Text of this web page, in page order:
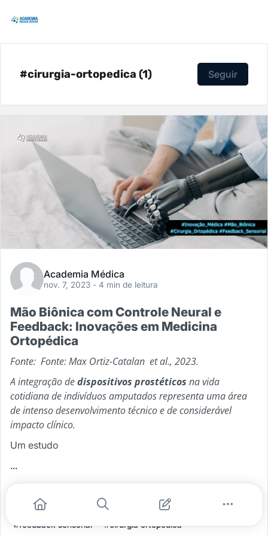
#cirurgia-ortopedica (1) Seguir
Academia Médica
nov. 7, 2023 - 4 min de leitura
Mão Biônica com Controle Neural e
Feedback: Inovações em Medicina
Ortopédica
Fonte: Fonte: Max Ortiz-Catalan et al., 2023.
A integração dedispositivos prostéticos na vida
cotidiana de indivíduos amputados representa uma área
de intenso desenvolvimento técnico e de considerável
impacto clínico.
Um estudo
...
#protese transradial neuromusculoesquelet
#feedback sensorial
#cirurgia ortopedica